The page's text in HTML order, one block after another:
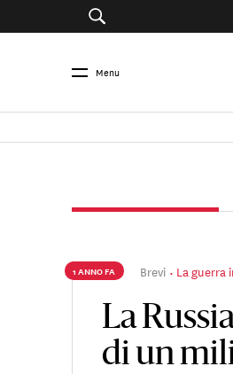
Menu
1 ANNO FA Brevi La guerra
La
di un